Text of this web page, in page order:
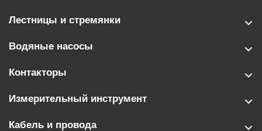
Лестницы и стремянки
Водяные насосы
Контакторы
Измерительный инструмент
Кабель и провода